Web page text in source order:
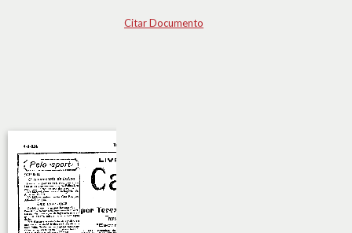
Citar Documento